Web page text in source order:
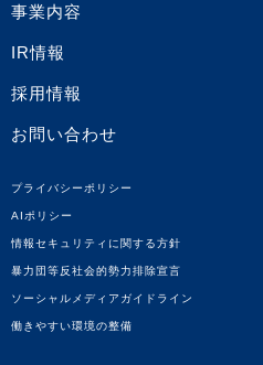
事業内容
IR情報
採用情報
お問い合わせ
プライバシーポリシー
AIポリシー
情報セキュリティに関する方針
暴力団等反社会的勢力排除宣言
ソーシャルメディアガイドライン
働きやすい環境の整備